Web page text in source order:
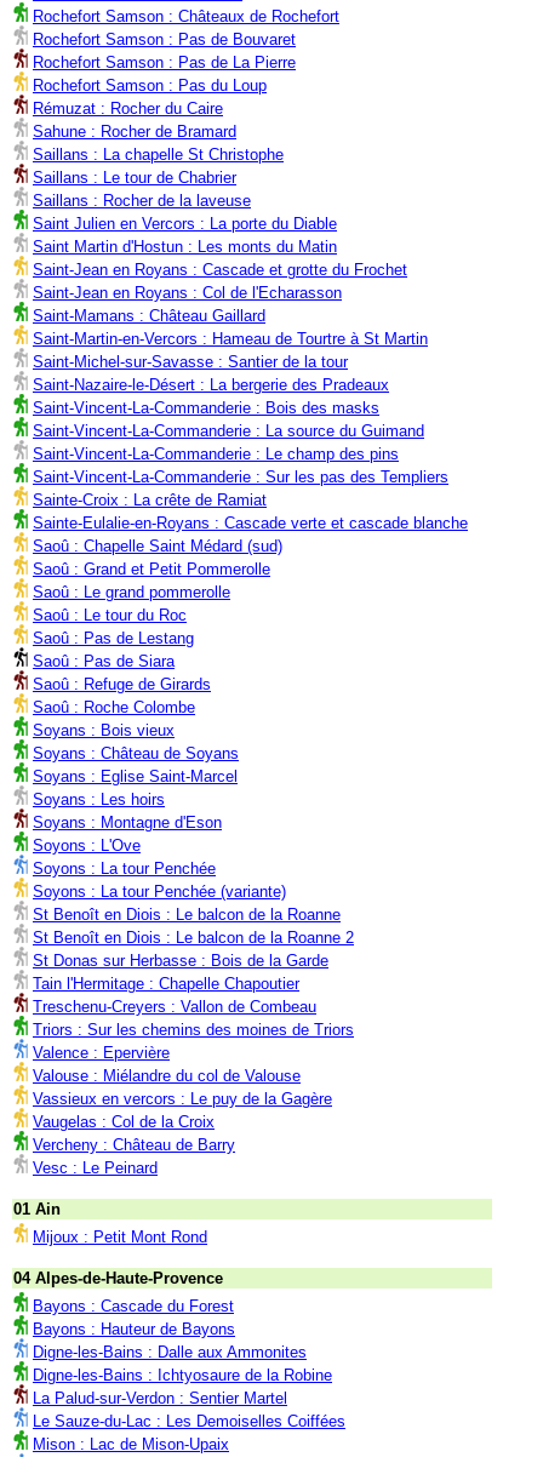
Rochefort Samson : Châteaux de Rochefort
Rochefort Samson : Pas de Bouvaret
Rochefort Samson : Pas de La Pierre
Rochefort Samson : Pas du Loup
Rémuzat : Rocher du Caire
Sahune : Rocher de Bramard
Saillans : La chapelle St Christophe
Saillans : Le tour de Chabrier
Saillans : Rocher de la laveuse
Saint Julien en Vercors : La porte du Diable
Saint Martin d'Hostun : Les monts du Matin
Saint-Jean en Royans : Cascade et grotte du Frochet
Saint-Jean en Royans : Col de l'Echarasson
Saint-Mamans : Château Gaillard
Saint-Martin-en-Vercors : Hameau de Tourtre à St Martin
Saint-Michel-sur-Savasse : Santier de la tour
Saint-Nazaire-le-Désert : La bergerie des Pradeaux
Saint-Vincent-La-Commanderie : Bois des masks
Saint-Vincent-La-Commanderie : La source du Guimand
Saint-Vincent-La-Commanderie : Le champ des pins
Saint-Vincent-La-Commanderie : Sur les pas des Templiers
Sainte-Croix : La crête de Ramiat
Sainte-Eulalie-en-Royans : Cascade verte et cascade blanche
Saoû : Chapelle Saint Médard (sud)
Saoû : Grand et Petit Pommerolle
Saoû : Le grand pommerolle
Saoû : Le tour du Roc
Saoû : Pas de Lestang
Saoû : Pas de Siara
Saoû : Refuge de Girards
Saoû : Roche Colombe
Soyans : Bois vieux
Soyans : Château de Soyans
Soyans : Eglise Saint-Marcel
Soyans : Les hoirs
Soyans : Montagne d'Eson
Soyons : L'Ove
Soyons : La tour Penchée
Soyons : La tour Penchée (variante)
St Benoît en Diois : Le balcon de la Roanne
St Benoît en Diois : Le balcon de la Roanne 2
St Donas sur Herbasse : Bois de la Garde
Tain l'Hermitage : Chapelle Chapoutier
Treschenu-Creyers : Vallon de Combeau
Triors : Sur les chemins des moines de Triors
Valence : Epervière
Valouse : Miélandre du col de Valouse
Vassieux en vercors : Le puy de la Gagère
Vaugelas : Col de la Croix
Vercheny : Château de Barry
Vesc : Le Peinard
01 Ain
Mijoux : Petit Mont Rond
04 Alpes-de-Haute-Provence
Bayons : Cascade du Forest
Bayons : Hauteur de Bayons
Digne-les-Bains : Dalle aux Ammonites
Digne-les-Bains : Ichtyosaure de la Robine
La Palud-sur-Verdon : Sentier Martel
Le Sauze-du-Lac : Les Demoiselles Coiffées
Mison : Lac de Mison-Upaix